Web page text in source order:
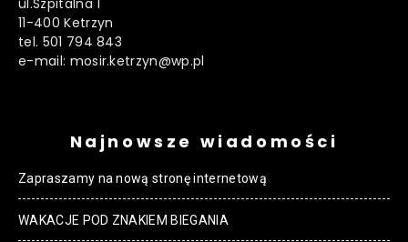
ul.Szpitalna 1
11-400 Ketrzyn
tel. 501 794 843
e-mail: mosir.ketrzyn@wp.pl
Najnowsze wiadomości
Zapraszamy na nową stronę internetową
WAKACJE POD ZNAKIEM BIEGANIA